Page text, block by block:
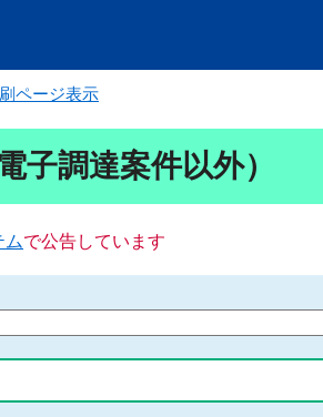
ページ表示
子調達案件以外）
ムで公告しています